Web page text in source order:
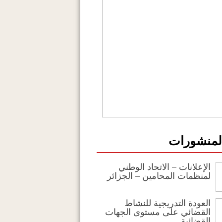
الإعلانات – الاتحاد الوطني
لمنظمات المحامين – الجزائر
العودة التدريجية للنشاط
القضائي على مستوى الجهات